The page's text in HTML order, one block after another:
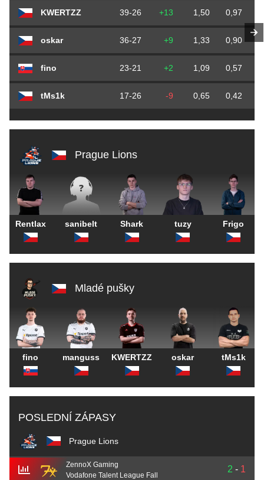
KWERTZZ 39-26 +13 1,50 0,97
oskar 36-27 +9 1,33 0,90
fino 23-21 +2 1,09 0,57
tMs1k 17-26 -9 0,65 0,42
Prague Lions
Rentlax sanibelt Shark tuzy Frigo
Mladé pušky
fino manguss KWERTZZ oskar tMs1k
POSLEDNÍ ZÁPASY
Prague Lions
ZennoX Gaming
Vodafone Talent League Fall
2 - 1